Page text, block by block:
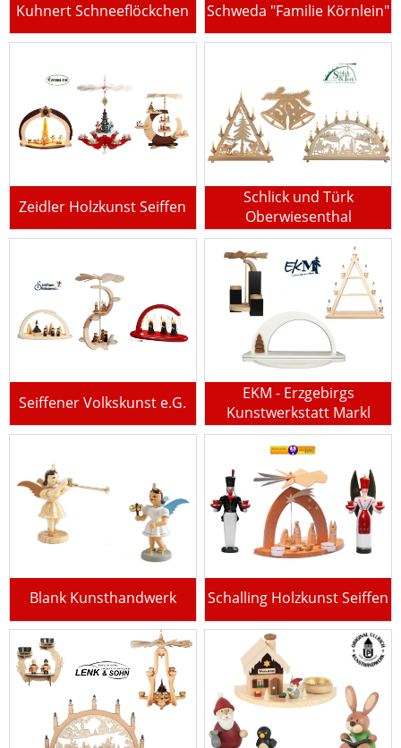
Kuhnert Schneeflöckchen Schweda "Familie Körnlein"
Zeidler Holzkunst Seiffen
Schlick und Türk
Oberwiesenthal
Seiffener Volkskunst e.G.
EKM - Erzgebirgs
Kunstwerkstatt Markl
Blank Kunsthandwerk Schalling Holzkunst Seiffen